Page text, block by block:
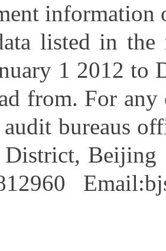
information
listed in
1 2012 to
from. For any
bureaus
District, Beijing
Email: